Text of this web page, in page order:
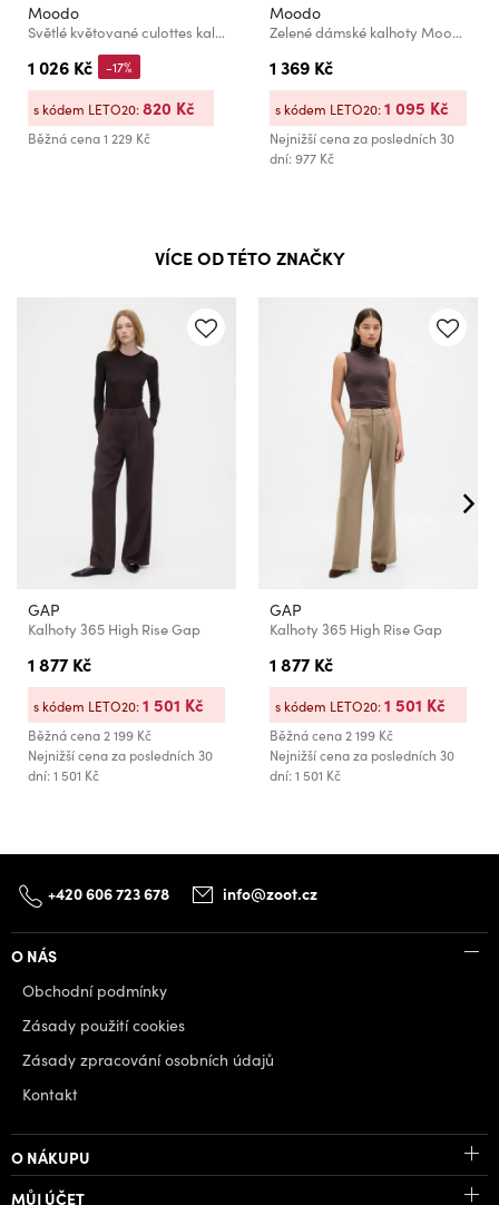
Moodo
Světlé květované culottes kalhoty
1 026 Kč
Běžná cena1 229 Kč
-17%
s kódem LETO20:820 Kč
Moodo
Zelené dámské kalhoty Moodo
1 369 Kč
Nejnižší cena za posledních 30
dní: 977 Kč
s kódem LETO20:1 095 Kč
VÍCE OD TÉTO ZNAČKY
GAP
Kalhoty 365 High Rise Gap
1 877 Kč
Běžná cena2 199 Kč
Nejnižší cena za posledních 30
dní: 1 501 Kč
s kódem LETO20:1 501 Kč
GAP
Kalhoty 365 High Rise Gap
1 877 Kč
Běžná cena2 199 Kč
Nejnižší cena za posledních 30
dní: 1 501 Kč
s kódem LETO20:1 501 Kč
+420 606 723 678 info@zoot.cz
O NÁS
Obchodní podmínky
Zásady použití cookies
Zásady zpracování osobních údajů
Kontakt
O NÁKUPU
MŮJ ÚČET